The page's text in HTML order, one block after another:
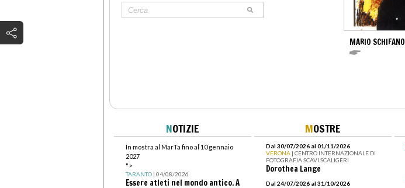
MARIO SCHIFANO
NOTIZIE
In mostra al MarTa fino al 10 gennaio
2027
">
TARANTO| 04/08/2026
Essere atleti nel mondo antico. A
MOSTRE
Dal 30/07/2026 al 01/11/2026
VERONA | CENTRO INTERNAZIONALE DI
FOTOGRAFIA SCAVI SCALIGERI
Dorothea Lange
Dal 24/07/2026 al 31/10/2026